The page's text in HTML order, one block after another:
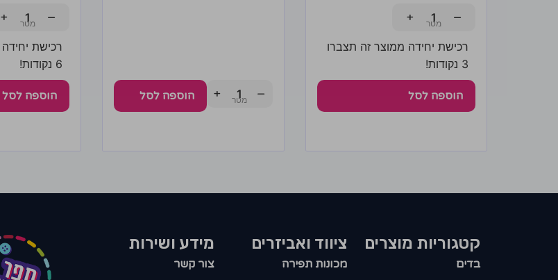
−
+
רכישת יחידה ממוצר זה תצברו
3 נקודות!
הוספה לסל −
+ הוספה לסל
−
+
רכישת
6 נקודות!
הוספה לסל
קטגוריות מוצרים​
בדים
ציווד ואביזרים
מכונות תפירה
מידע ושירות
צור קשר